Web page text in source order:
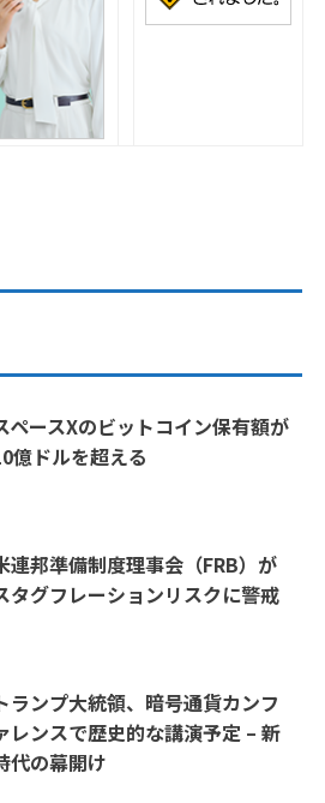
ペースXのビットコイン保有額が
億ドルを超える
連邦準備制度理事会（FRB）が
タグフレーションリスクに警戒
ランプ大統領、暗号通貨カンフ
レンスで歴史的な講演予定 – 新
代の幕開け